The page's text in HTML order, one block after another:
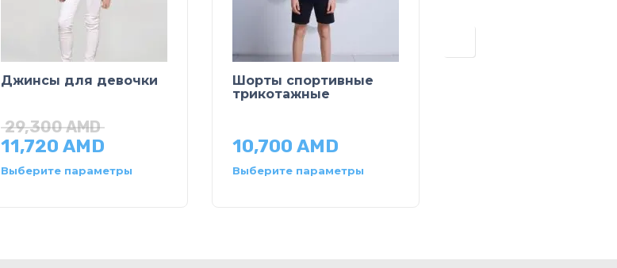
Джинсы для девочки
29,300AMD
11,720 AMD
Выберите параметры
Шорты спортивные
трикотажные
10,700 AMD
Выберите параметры